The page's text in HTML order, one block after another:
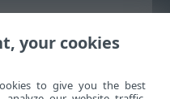
ESET
your cookies
to give you the best